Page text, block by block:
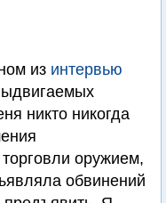
из интервью
никто никогда
оружием,
обвинений